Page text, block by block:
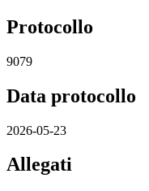
Protocollo
9079
Data protocollo
2026-05-23
Allegati